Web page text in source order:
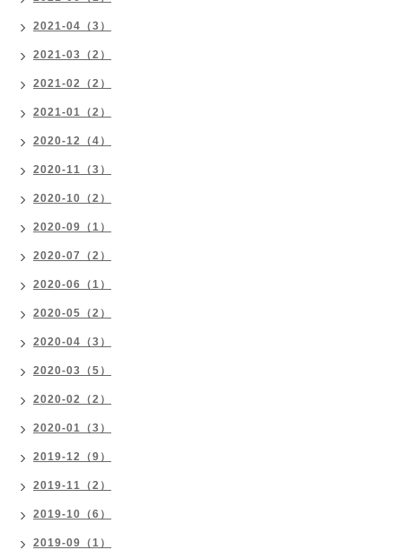
2021-04（3）
2021-03（2）
2021-02（2）
2021-01（2）
2020-12（4）
2020-11（3）
2020-10（2）
2020-09（1）
2020-07（2）
2020-06（1）
2020-05（2）
2020-04（3）
2020-03（5）
2020-02（2）
2020-01（3）
2019-12（9）
2019-11（2）
2019-10（6）
2019-09（1）